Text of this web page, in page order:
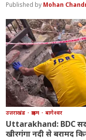
Mohan
उत्तराखंड क्राइम बागेश्वर
Uttarakhand: BDC
खीरगंगा नदी से बरामद